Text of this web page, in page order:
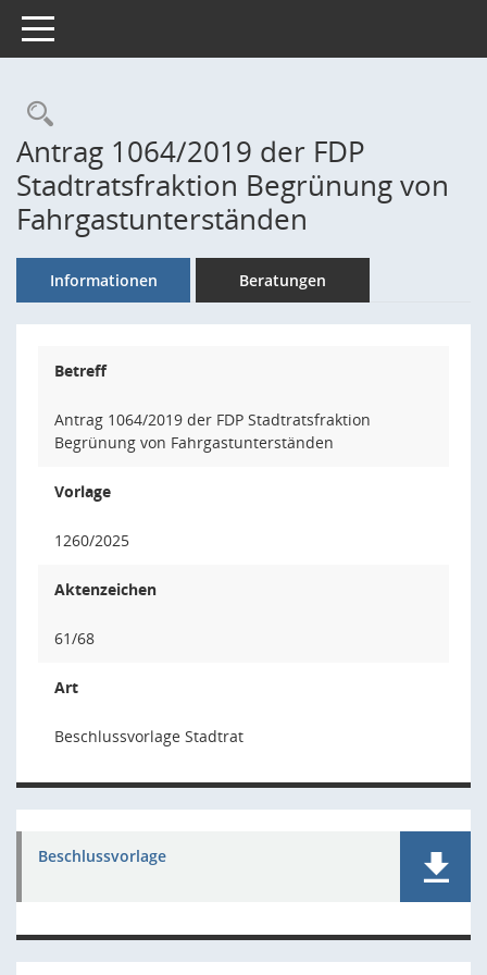
Toggle navigation
Rechercheauswahl
Antrag 1064/2019 der FDP
Stadtratsfraktion Begrünung von
Fahrgastunterständen
Informationen Beratungen
Betreff
Antrag 1064/2019 der FDP Stadtratsfraktion
Begrünung von Fahrgastunterständen
Vorlage
1260/2025
Aktenzeichen
61/68
Art
Beschlussvorlage Stadtrat
Beschlussvorlage